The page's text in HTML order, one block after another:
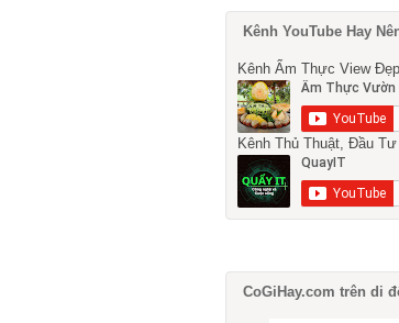
Kênh YouTube Hay
Kênh Ẩm Thực View Đẹp
Kênh Thủ Thuật, Đầu Tư
CoGiHay.com trên di